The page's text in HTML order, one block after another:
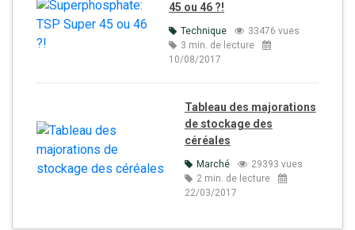
45 ou 46 ?!
Technique
33476 vues
3 min. de lecture
10/08/2017
Tableau des majorations
de stockage des
céréales
Marché
29393 vues
2 min. de lecture
22/03/2017